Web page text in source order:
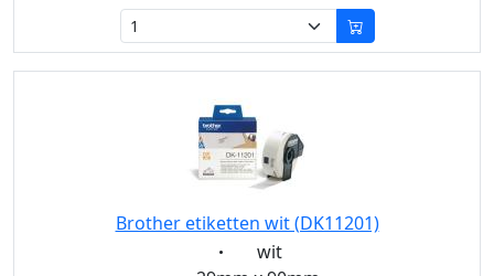
Brother etiketten wit (DK11201)
Eigenschaft:
wit